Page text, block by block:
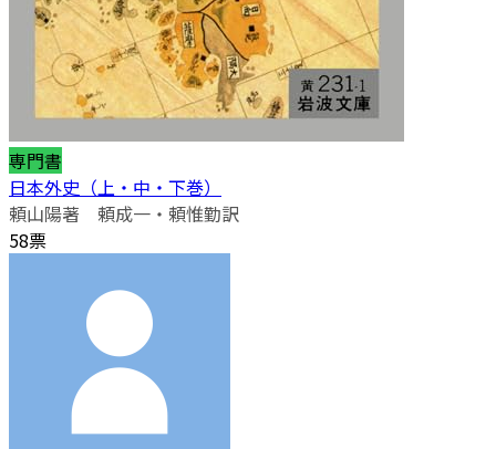
専門書
日本外史（上・中・下巻）
頼山陽著 頼成一・頼惟勤訳
58票